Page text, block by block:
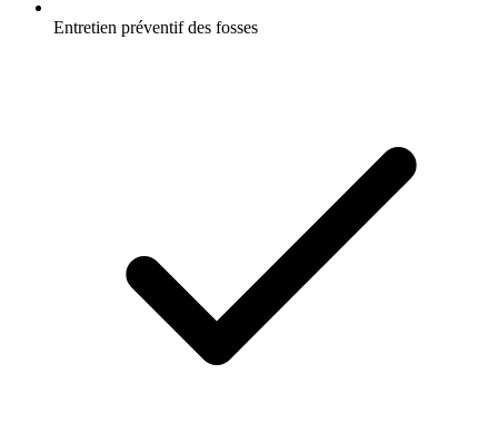
Entretien préventif des fosses